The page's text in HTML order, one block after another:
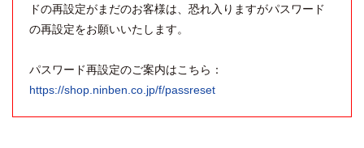
ドの再設定がまだのお客様は、恐れ入りますがパスワード
の再設定をお願いいたします。
パスワード再設定のご案内はこちら：
https://shop.ninben.co.jp/f/passreset